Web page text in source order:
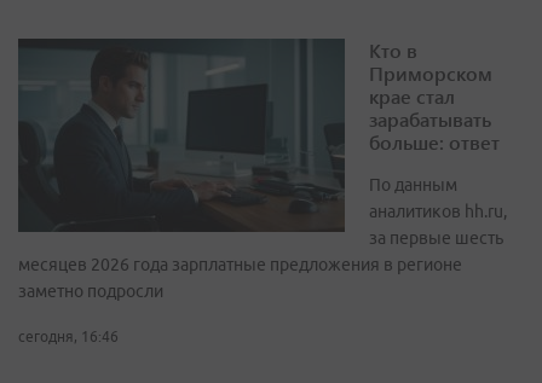
Кто в
Приморском
крае стал
зарабатывать
больше: ответ
По данным
аналитиков hh.ru,
за первые шесть
месяцев 2026 года зарплатные предложения в регионе
заметно подросли
сегодня, 16:46